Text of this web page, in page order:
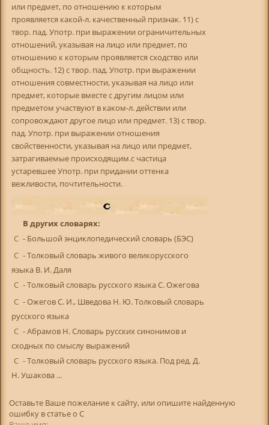
или предмет, по отношению к которым
проявляется какой-л. качественный признак. 11) с
твор. пад. Употр. при выражении ограничительных
отношений, указывая на лицо или предмет, по
отношению к которым проявляется сходство или
общность. 12) с твор. пад. Употр. при выражении
отношения совместности, указывая на лицо или
предмет, которые вместе с другим лицом или
предметом участвуют в каком-л. действии или
сопровождают другое лицо или предмет. 13) с твор.
пад. Употр. при выражении отношения
свойственности, указывая на лицо или предмет,
затрагиваемые происходящим.с частица
устаревшее Употр. при придании оттенка
вежливости, почтительности.
В других словарях:
С - Большой энциклопедический словарь (БЭС)
С - Толковый словарь живого великорусского
языка В. И. Даля
С - Толковый словарь русского языка С. Ожегова
С - Ожегов С. И., Шведова Н. Ю. Толковый словарь
русского языка
С - Абрамов Н. Словарь русских синонимов и
сходных по смыслу выражений
С - Толковый словарь русского языка. Под ред. Д.
Н. Ушакова ...
Оставьте Ваше пожелание к сайту, или опишите найденную
ошибку в статье о С